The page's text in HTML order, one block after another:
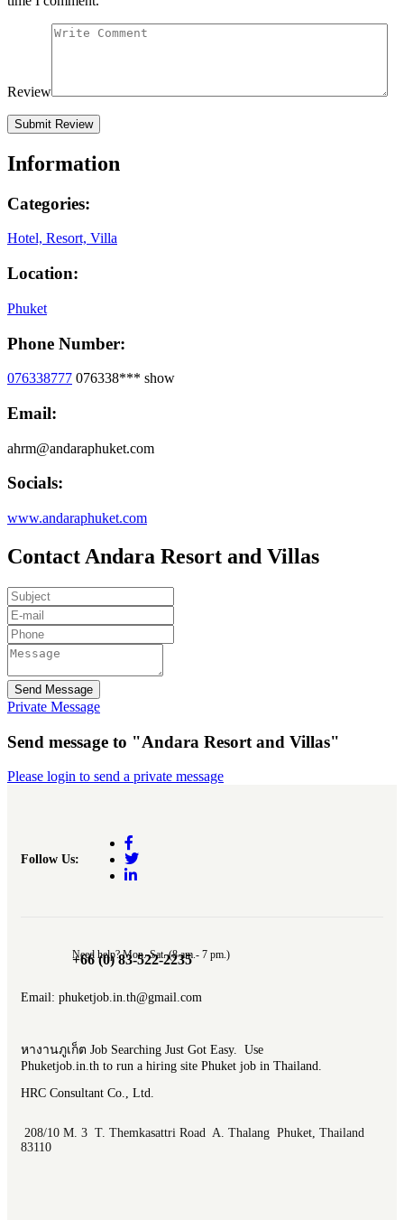
Review
Information
Categories:
Hotel, Resort, Villa
Location:
Phuket
Phone Number:
076338777 076338*** show
Email:
ahrm@andaraphuket.com
Socials:
www.andaraphuket.com
Contact Andara Resort and Villas
Send Message
Private Message
Send message to "Andara Resort and Villas"
Please login to send a private message
Follow Us:
Need help? Mon.-Sat. (8 am.- 7 pm.)
+66 (0) 83-522-2235
Email: phuketjob.in.th@gmail.com
หางานภูเก็ต Job Searching Just Got Easy. Use
Phuketjob.in.th to run a hiring site Phuket job in Thailand.
HRC Consultant Co., Ltd.
208/10 M. 3 T. Themkasattri Road A. Thalang Phuket, Thailand
83110